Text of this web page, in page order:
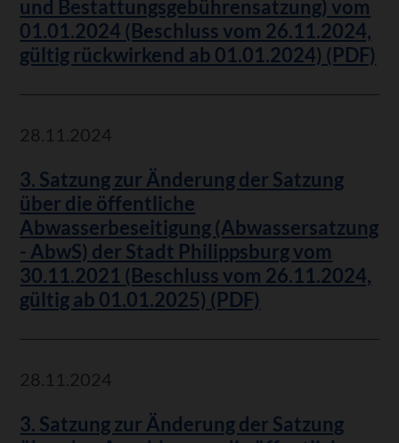
und Bestattungsgebührensatzung) vom
01.01.2024 (Beschluss vom 26.11.2024,
gültig rückwirkend ab 01.01.2024) (PDF)
28.11.2024
3. Satzung zur Änderung der Satzung
über die öffentliche
Abwasserbeseitigung (Abwassersatzung
- AbwS) der Stadt Philippsburg vom
30.11.2021 (Beschluss vom 26.11.2024,
gültig ab 01.01.2025) (PDF)
28.11.2024
3. Satzung zur Änderung der Satzung